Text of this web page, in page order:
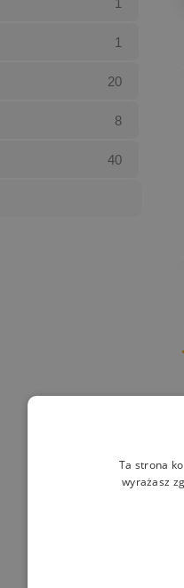
1
20
8
40
Ta strona
wyrażasz